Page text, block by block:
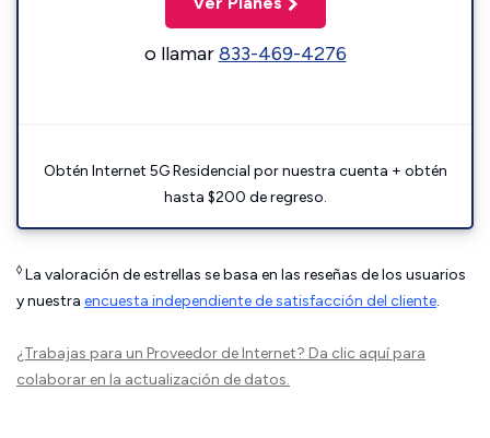
o llamar833-469-4276
Obtén Internet 5G Residencial por nuestra cuenta + obtén
hasta $200 de regreso.
◊ La valoración de estrellas se basa en las reseñas de los usuarios
y nuestra encuesta independiente de satisfacción del cliente.
¿Trabajas para un Proveedor de Internet? Da clic aquípara
colaborar en la actualización de datos.